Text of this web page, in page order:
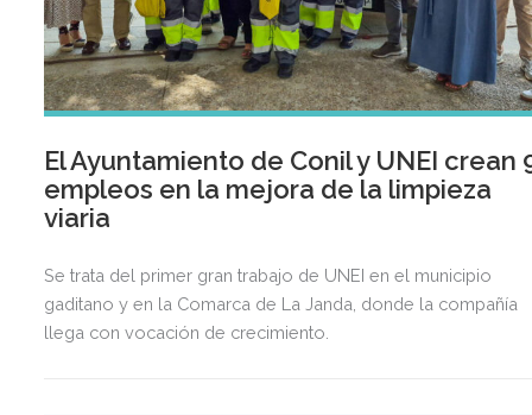
El Ayuntamiento de Conil y UNEI crean
empleos en la mejora de la limpieza
viaria
Se trata del primer gran trabajo de UNEI en el municipio
gaditano y en la Comarca de La Janda, donde la compañía
llega con vocación de crecimiento.